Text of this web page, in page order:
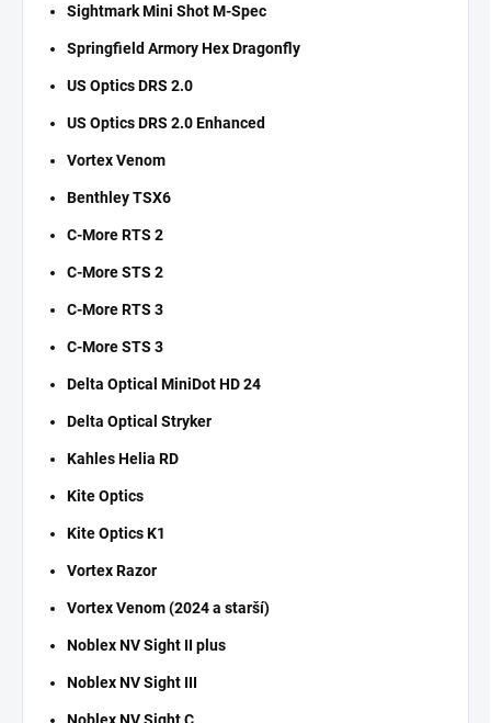
Sightmark Mini Shot M-Spec
Springfield Armory Hex Dragonfly
US Optics DRS 2.0
US Optics DRS 2.0 Enhanced
Vortex Venom
Benthley TSX6
C-More RTS 2
C-More STS 2
C-More RTS 3
C-More STS 3
Delta Optical MiniDot HD 24
Delta Optical Stryker
Kahles Helia RD
Kite Optics
Kite Optics K1
Vortex Razor
Vortex Venom (2024 a starší)
Noblex NV Sight II plus
Noblex NV Sight III